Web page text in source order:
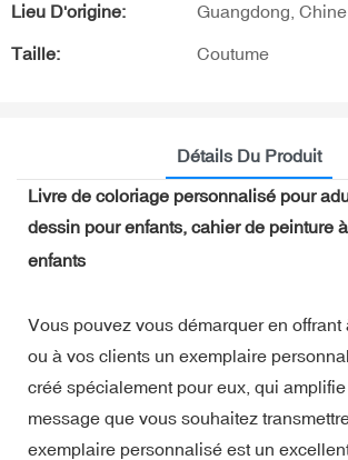
Lieu D'origine: Guangdong, Chine
Taille: Coutume
Détails Du Produit
Livre de coloriage personnalisé pour
dessin pour enfants, cahier de peinture
enfants
Vous pouvez vous démarquer en offrant
ou à vos clients un exemplaire
créé spécialement pour eux, qui
message que vous souhaitez
exemplaire personnalisé est un